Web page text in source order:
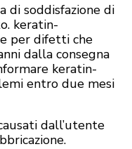
di soddisfazione di
keratin-
per difetti che
dalla consegna
keratin-
entro due mesi
dall’utente